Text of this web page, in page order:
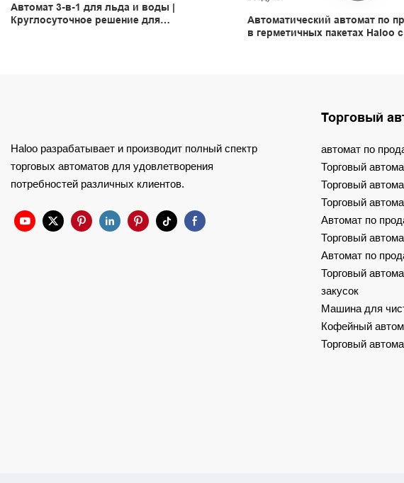
Автомат 3-в-1 для льда и воды |
Круглосуточное решение для
Автоматический автомат по
в герметичных пакетах Haloo
Haloo разрабатывает и производит полный спектр
торговых автоматов для удовлетворения
потребностей различных клиентов.
Торговый
автомат по
Торговый
Торговый
Торговый
Автомат по
Торговый
Автомат по
Торговый
закусок
Машина для
Кофейный
Торговый